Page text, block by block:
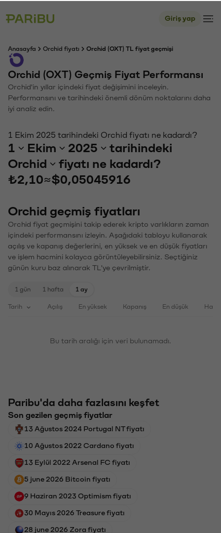
Giriş yap
Anasayfa Orchid fiyatı Orchid (OXT) TL fiyat geçmişi
Orchid (OXT) Geçmiş Fiyat Performansı
Orchid'in yıllar içindeki fiyat değişimini inceleyin.
Performansını ve tarihindeki önemli dönüm noktalarını daha
iyi analiz edin.
1 Ekim 2025 tarihindeki Orchid fiyatı ne kadardı?
1 Ekim 2025
tarihindeki
Orchid
fiyatı ne kadardı?
₺2,10≈$0,05045916
Orchid geçmiş fiyatları
Orchid fiyat geçmişini takip ederek kripto varlıkların zaman
içindeki performansını izleyin. Aşağıdaki tabloyu kullanarak
açılış ve kapanış değerlerini, en yüksek ve en düşük fiyatları
ve işlem hacmini kolayca görüntüleyebilirsiniz. Seçtiğiniz
günün kuru baz alınarak TL'ye çevrilmiştir.
1 gün 1 hafta 1 ay
Tarih Açılış En yüksek Kapanış En düşük
Bu tarih aralığı için veri bulunamadı.
Paribu'da daha fazlasını keşfet
Son gezilen geçmiş fiyatlar
13 Ağustos 2024 Portugal NT fiyatı
10 Ağustos 2022 Cardano fiyatı
13 Eylül 2022 Arsenal FC fiyatı
5 june 2026 Bitcoin fiyatı
9 Haziran 2023 Optimism fiyatı
30 Mayıs 2026 Treasure fiyatı
28 june 2026 Zora fiyatı